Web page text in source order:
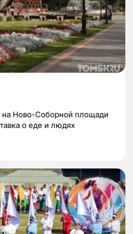
Ново-Соборной площади
о еде и людях